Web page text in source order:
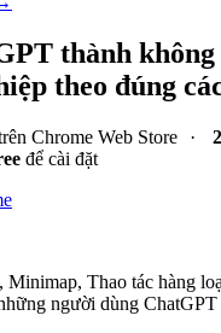
thành
theo đúng
Chrome Web Store ·
để cài đặt
Minimap, Thao tác hàng
người dùng